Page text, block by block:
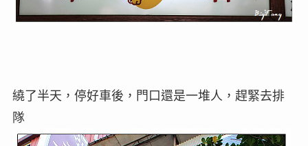
繞了半天，停好車後，門口還是一堆人，趕緊去排
隊